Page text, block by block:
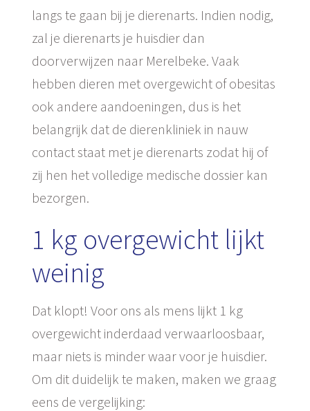
langs te gaan bij je dierenarts. Indien nodig,
zal je dierenarts je huisdier dan
doorverwijzen naar Merelbeke. Vaak
hebben dieren met overgewicht of obesitas
ook andere aandoeningen, dus is het
belangrijk dat de dierenkliniek in nauw
contact staat met je dierenarts zodat hij of
zij hen het volledige medische dossier kan
bezorgen.
1 kg overgewicht lijkt
weinig
Dat klopt! Voor ons als mens lijkt 1 kg
overgewicht inderdaad verwaarloosbaar,
maar niets is minder waar voor je huisdier.
Om dit duidelijk te maken, maken we graag
eens de vergelijking: